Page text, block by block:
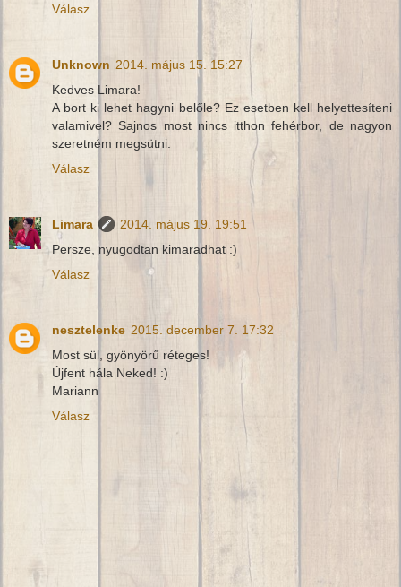
Válasz
Unknown 2014. május 15. 15:27
Kedves Limara!
A bort ki lehet hagyni belőle? Ez esetben kell helyettesíteni
valamivel? Sajnos most nincs itthon fehérbor, de nagyon
szeretném megsütni.
Válasz
Limara
2014. május 19. 19:51
Persze, nyugodtan kimaradhat :)
Válasz
nesztelenke 2015. december 7. 17:32
Most sül, gyönyörű réteges!
Újfent hála Neked! :)
Mariann
Válasz